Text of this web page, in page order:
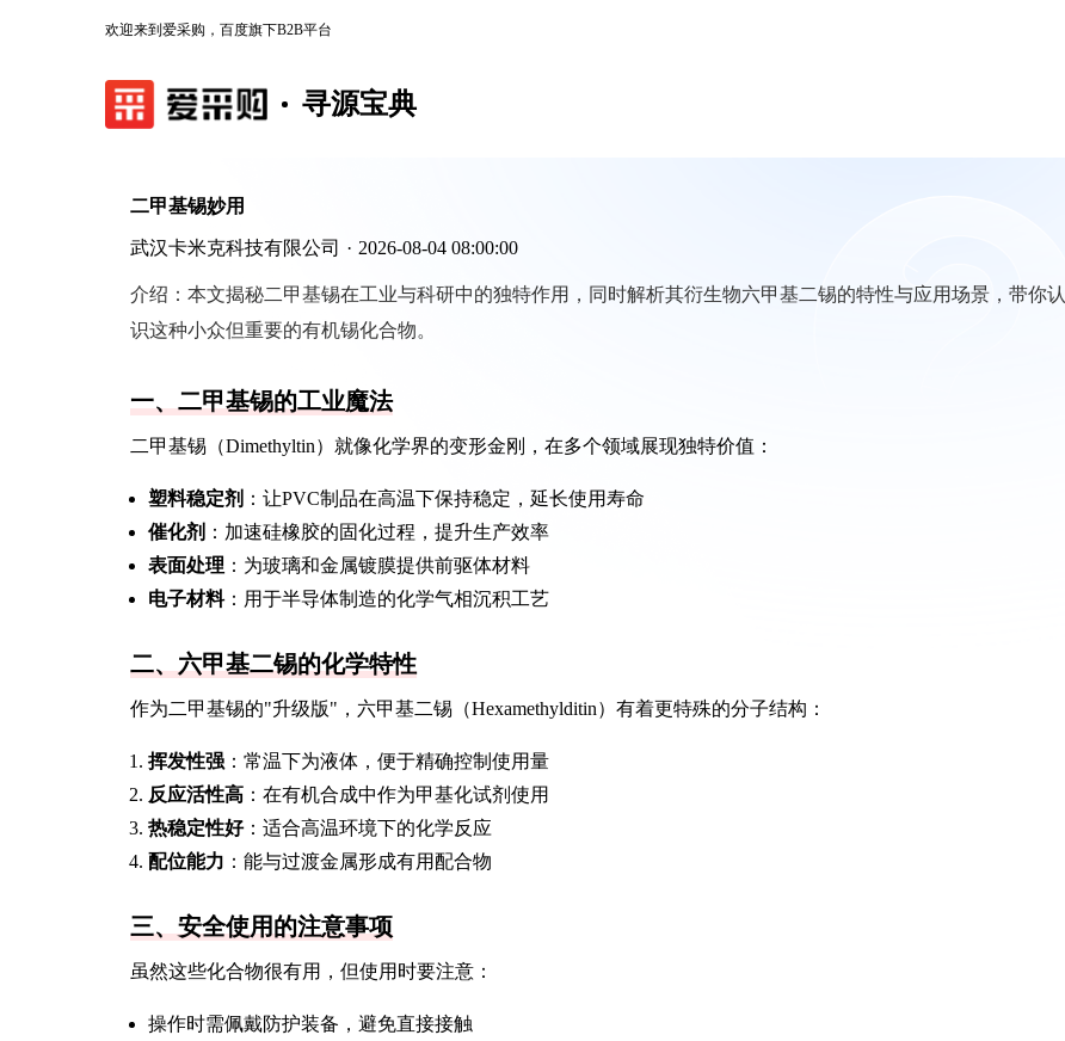
欢迎来到爱采购，百度旗下B2B平台
寻源宝典
二甲基锡妙用
武汉卡米克科技有限公司 · 2026-08-04 08:00:00
介绍： 本文揭秘二甲基锡在工业与科研中的独特作用，同时解析其衍生物六甲基二锡的特性与应用场景，带你认
识这种小众但重要的有机锡化合物。
一、二甲基锡的工业魔法
二甲基锡（Dimethyltin）就像化学界的变形金刚，在多个领域展现独特价值：
塑料稳定剂 ：让PVC制品在高温下保持稳定，延长使用寿命
催化剂 ：加速硅橡胶的固化过程，提升生产效率
表面处理 ：为玻璃和金属镀膜提供前驱体材料
电子材料：用于半导体制造的化学气相沉积工艺
二、六甲基二锡的化学特性
作为二甲基锡的"升级版"，六甲基二锡（Hexamethylditin）有着更特殊的分子结构：
挥发性强 ：常温下为液体，便于精确控制使用量
反应活性高 ：在有机合成中作为甲基化试剂使用
热稳定性好：适合高温环境下的化学反应
配位能力 ：能与过渡金属形成有用配合物
三、安全使用的注意事项
虽然这些化合物很有用，但使用时要注意：
操作时需佩戴防护装备，避免直接接触